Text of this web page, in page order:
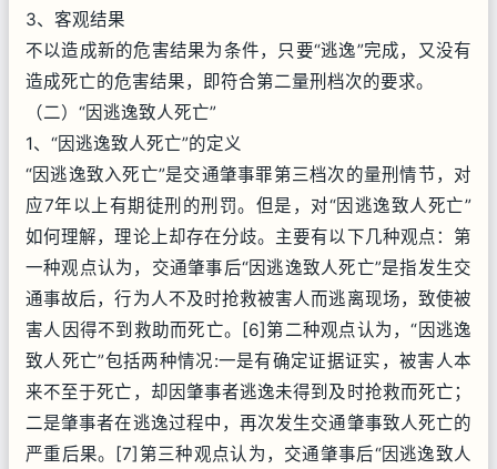
3、客观结果
不以造成新的危害结果为条件，只要“逃逸”完成，又没有
造成死亡的危害结果，即符合第二量刑档次的要求。
（二）“因逃逸致人死亡”
1、“因逃逸致人死亡”的定义
“因逃逸致入死亡”是交通肇事罪第三档次的量刑情节，对
应7年以上有期徒刑的刑罚。但是，对“因逃逸致人死亡”
如何理解，理论上却存在分歧。主要有以下几种观点：第
一种观点认为，交通肇事后“因逃逸致人死亡”是指发生交
通事故后，行为人不及时抢救被害人而逃离现场，致使被
害人因得不到救助而死亡。[6]第二种观点认为，“因逃逸
致人死亡”包括两种情况:一是有确定证据证实，被害人本
来不至于死亡，却因肇事者逃逸未得到及时抢救而死亡；
二是肇事者在逃逸过程中，再次发生交通肇事致人死亡的
严重后果。[7]第三种观点认为，交通肇事后“因逃逸致人